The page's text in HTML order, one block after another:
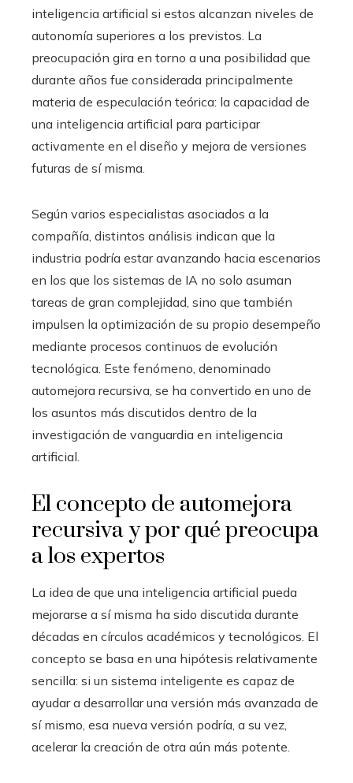
inteligencia artificial si estos alcanzan niveles de
autonomía superiores a los previstos. La
preocupación gira en torno a una posibilidad que
durante años fue considerada principalmente
materia de especulación teórica: la capacidad de
una inteligencia artificial para participar
activamente en el diseño y mejora de versiones
futuras de sí misma.
Según varios especialistas asociados a la
compañía, distintos análisis indican que la
industria podría estar avanzando hacia escenarios
en los que los sistemas de IA no solo asuman
tareas de gran complejidad, sino que también
impulsen la optimización de su propio desempeño
mediante procesos continuos de evolución
tecnológica. Este fenómeno, denominado
automejora recursiva, se ha convertido en uno de
los asuntos más discutidos dentro de la
investigación de vanguardia en inteligencia
artificial.
El concepto de automejora
recursiva y por qué preocupa
a los expertos
La idea de que una inteligencia artificial pueda
mejorarse a sí misma ha sido discutida durante
décadas en círculos académicos y tecnológicos. El
concepto se basa en una hipótesis relativamente
sencilla: si un sistema inteligente es capaz de
ayudar a desarrollar una versión más avanzada de
sí mismo, esa nueva versión podría, a su vez,
acelerar la creación de otra aún más potente.